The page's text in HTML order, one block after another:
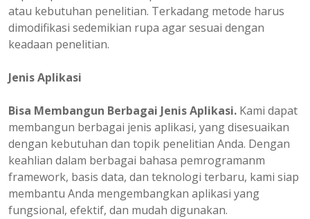
atau kebutuhan penelitian. Terkadang metode harus
dimodifikasi sedemikian rupa agar sesuai dengan
keadaan penelitian.
Jenis Aplikasi
Bisa Membangun Berbagai Jenis Aplikasi. Kami dapat
membangun berbagai jenis aplikasi, yang disesuaikan
dengan kebutuhan dan topik penelitian Anda. Dengan
keahlian dalam berbagai bahasa pemrogramanm
framework, basis data, dan teknologi terbaru, kami siap
membantu Anda mengembangkan aplikasi yang
fungsional, efektif, dan mudah digunakan.